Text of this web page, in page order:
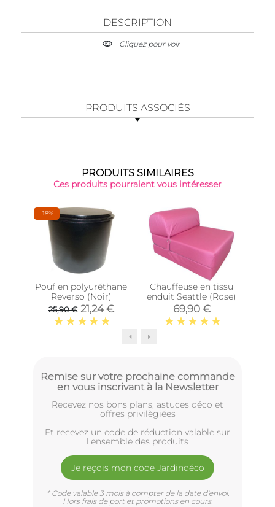
DESCRIPTION
Cliquez pour voir
PRODUITS ASSOCIÉS
PRODUITS SIMILAIRES
Ces produits pourraient vous intéresser
-18%
Pouf en polyuréthane
Reverso (Noir)
25,90 € 21,24 €
Chauffeuse en tissu
enduit Seattle (Rose)
69,90 €
Remise sur votre prochaine commande
en vous inscrivant à la Newsletter
Recevez nos bons plans, astuces déco et
offres privilègiées
Et recevez un code de réduction valable sur
l'ensemble des produits
Je reçois mon code Jardindéco
* Code valable 3 mois à compter de la date d'envoi.
Hors frais de port et promotions en cours.